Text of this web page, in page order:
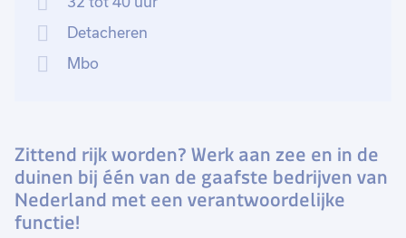
Detacheren
Mbo
Zittend rijk worden? Werk aan zee en in de
duinen bij één van de gaafste bedrijven van
Nederland met een verantwoordelijke
functie!